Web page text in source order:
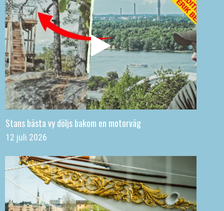
Stans bästa vy döljs bakom en motorväg
12 juli 2026